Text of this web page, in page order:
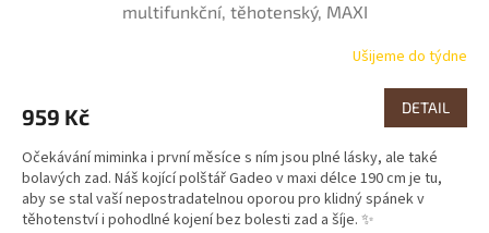
multifunkční, těhotenský, MAXI
Ušijeme do týdne
959 Kč DETAIL
Očekávání miminka i první měsíce s ním jsou plné lásky, ale také
bolavých zad. Náš kojící polštář Gadeo v maxi délce 190 cm je tu,
aby se stal vaší nepostradatelnou oporou pro klidný spánek v
těhotenství i pohodlné kojení bez bolesti zad a šíje. ✨